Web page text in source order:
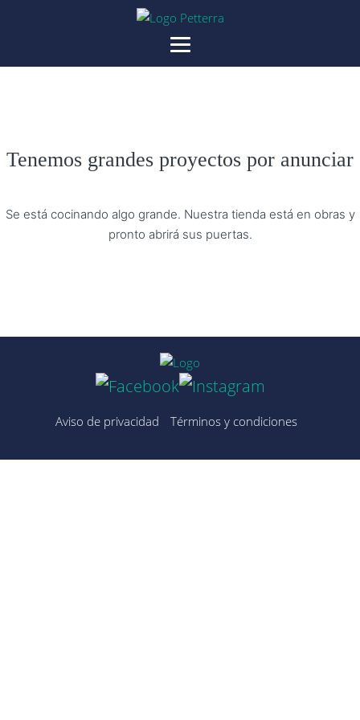
Tenemos grandes proyectos por anunciar
Se está cocinando algo grande. Nuestra tienda está en obras y
pronto abrirá sus puertas.
Aviso de privacidad Términos y condiciones